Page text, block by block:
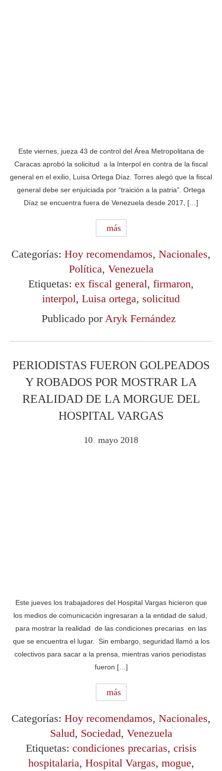
Este viernes, jueza 43 de control del Área Metropolitana de
Caracas aprobó la solicitud a la Interpol en contra de la fiscal
general en el exilio, Luisa Ortega Díaz. Torres alegó que la fiscal
general debe ser enjuiciada por “traición a la patria”. Ortega
Díaz se encuentra fuera de Venezuela desde 2017, […]
más
Categorías: Hoy recomendamos, Nacionales,
Política, Venezuela
Etiquetas: ex fiscal general, firmaron,
interpol, Luisa ortega, solicitud
Publicado porAryk Fernández
PERIODISTAS FUERON GOLPEADOS
Y ROBADOS POR MOSTRAR LA
REALIDAD DE LA MORGUE DEL
HOSPITAL VARGAS
10 . mayo 2018
Este jueves los trabajadores del Hospital Vargas hicieron que
los medios de comunicación ingresaran a la entidad de salud,
para mostrar la realidad de las condiciones precarias en las
que se encuentra el lugar. Sin embargo, seguridad llamó a los
colectivos para sacar a la prensa, mientras varios periodistas
fueron […]
más
Categorías: Hoy recomendamos, Nacionales,
Salud, Sociedad, Venezuela
Etiquetas: condiciones precarias, crisis
hospitalaria, Hospital Vargas, mogue,